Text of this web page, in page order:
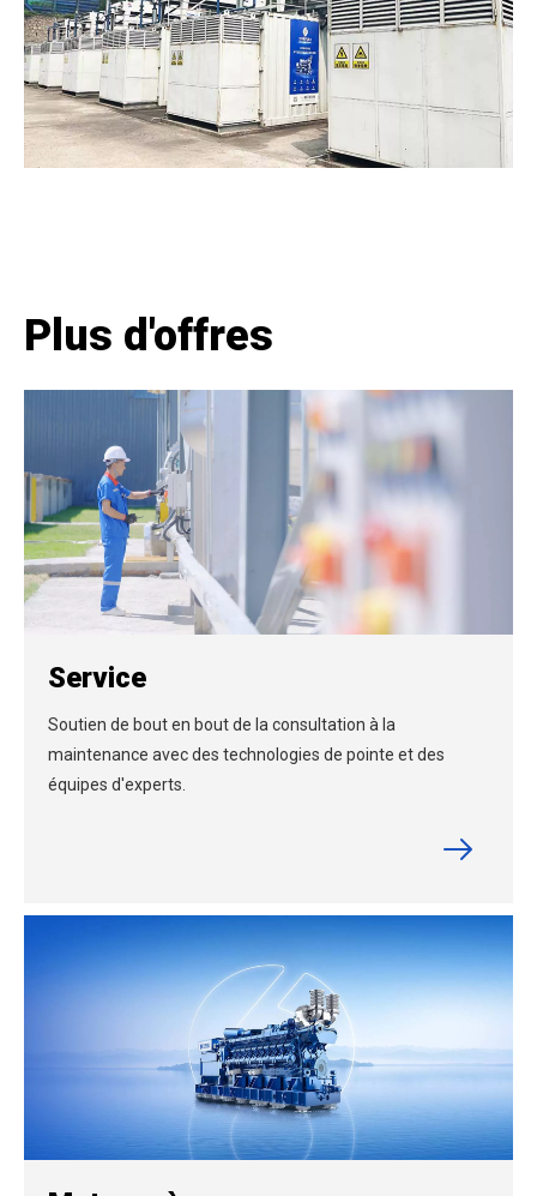
Plus d'offres
Service
Soutien de bout en bout de la consultation à la
maintenance avec des technologies de pointe et des
équipes d'experts.